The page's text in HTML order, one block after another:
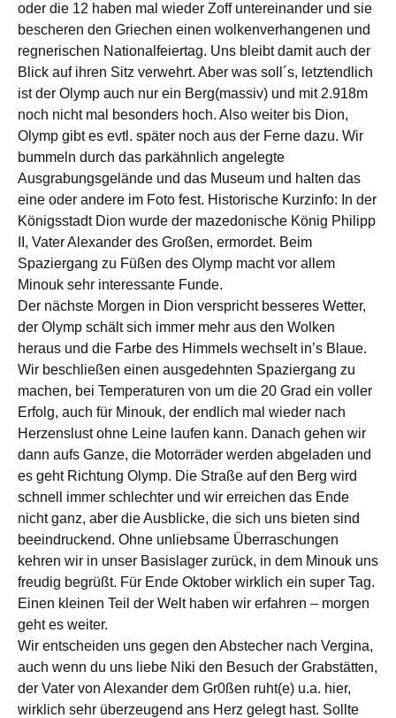
oder die 12 haben mal wieder Zoff untereinander und sie
bescheren den Griechen einen wolkenverhangenen und
regnerischen Nationalfeiertag. Uns bleibt damit auch der
Blick auf ihren Sitz verwehrt. Aber was soll´s, letztendlich
ist der Olymp auch nur ein Berg(massiv) und mit 2.918m
noch nicht mal besonders hoch. Also weiter bis Dion,
Olymp gibt es evtl. später noch aus der Ferne dazu. Wir
bummeln durch das parkähnlich angelegte
Ausgrabungsgelände und das Museum und halten das
eine oder andere im Foto fest. Historische Kurzinfo: In der
Königsstadt Dion wurde der mazedonische König Philipp
II, Vater Alexander des Großen, ermordet. Beim
Spaziergang zu Füßen des Olymp macht vor allem
Minouk sehr interessante Funde.
Der nächste Morgen in Dion verspricht besseres Wetter,
der Olymp schält sich immer mehr aus den Wolken
heraus und die Farbe des Himmels wechselt in’s Blaue.
Wir beschließen einen ausgedehnten Spaziergang zu
machen, bei Temperaturen von um die 20 Grad ein voller
Erfolg, auch für Minouk, der endlich mal wieder nach
Herzenslust ohne Leine laufen kann. Danach gehen wir
dann aufs Ganze, die Motorräder werden abgeladen und
es geht Richtung Olymp. Die Straße auf den Berg wird
schnell immer schlechter und wir erreichen das Ende
nicht ganz, aber die Ausblicke, die sich uns bieten sind
beeindruckend. Ohne unliebsame Überraschungen
kehren wir in unser Basislager zurück, in dem Minouk uns
freudig begrüßt. Für Ende Oktober wirklich ein super Tag.
Einen kleinen Teil der Welt haben wir erfahren – morgen
geht es weiter.
Wir entscheiden uns gegen den Abstecher nach Vergina,
auch wenn du uns liebe Niki den Besuch der Grabstätten,
der Vater von Alexander dem Gr0ßen ruht(e) u.a. hier,
wirklich sehr überzeugend ans Herz gelegt hast. Sollte